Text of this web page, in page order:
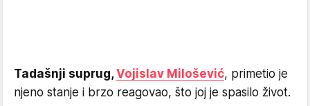
Tadašnji suprug,Vojislav Milošević, primetio je
njeno stanje i brzo reagovao, što joj je spasilo život.